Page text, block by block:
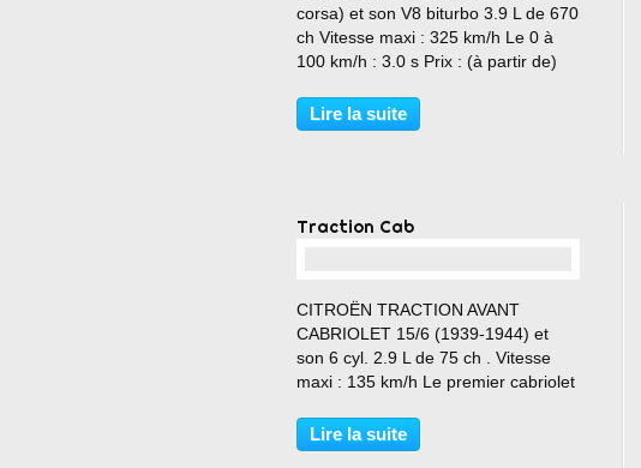
corsa) et son V8 biturbo 3.9 L de 670
ch Vitesse maxi : 325 km/h Le 0 à
100 km/h : 3.0 s Prix : (à partir de)
ch fiscaux !!!! Il vous faudra 14 s
pour avoir la tête à l'air .
Lire la suite
Traction Cab
CITROËN TRACTION AVANT
CABRIOLET 15/6 (1939-1944) et
son 6 cyl. 2.9 L de 75 ch . Vitesse
maxi : 135 km/h Le premier cabriolet
1934.
Lire la suite